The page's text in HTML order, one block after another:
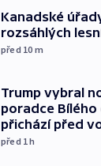
Kanadské
rozsáhlých
před 10 m
Trump vybral
poradce Bílého
přichází před
před 1h